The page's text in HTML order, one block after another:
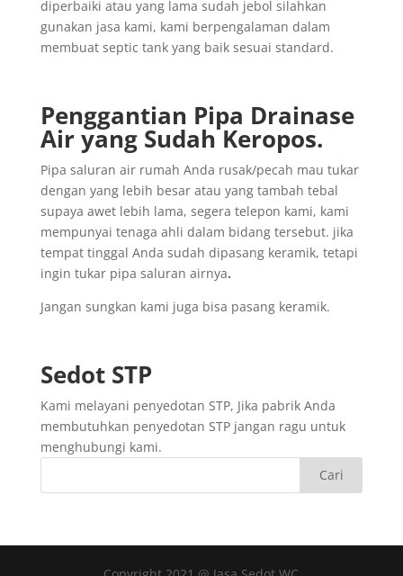
diperbaiki atau yang lama sudah jebol silahkan
gunakan jasa kami, kami berpengalaman dalam
membuat septic tank yang baik sesuai standard.
Penggantian Pipa Drainase
Air yang Sudah Keropos.
Pipa saluran air rumah Anda rusak/pecah mau tukar
dengan yang lebih besar atau yang tambah tebal
supaya awet lebih lama, segera telepon kami, kami
mempunyai tenaga ahli dalam bidang tersebut. jika
tempat tinggal Anda sudah dipasang keramik, tetapi
ingin tukar pipa saluran airnya.
Jangan sungkan kami juga bisa pasang keramik.
Sedot STP
Kami melayani penyedotan STP, Jika pabrik Anda
membutuhkan penyedotan STP jangan ragu untuk
menghubungi kami.